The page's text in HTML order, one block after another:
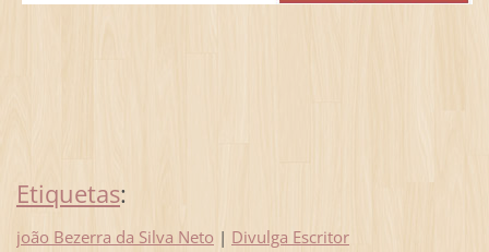
Etiquetas:
joão Bezerra da Silva Neto | Divulga Escritor